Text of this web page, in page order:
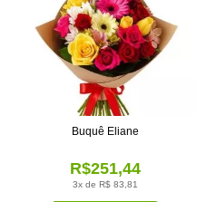
3x de R$ 83,81
R$251,44
Buquê Eliane